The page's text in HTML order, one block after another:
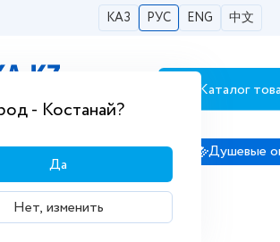
КАЗ РУС ENG 中文
- Костанай?
Да
Нет, изменить
по городам РК
Каталог
Душевые кабины Душевые